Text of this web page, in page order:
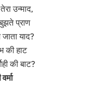
उन्माद,
प्राण
याद?
की हाट
की बाट?